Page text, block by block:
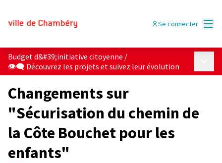
Se connecter
Budget d&#39;initiative citoyenne /
👁‍🗨 Découvrez les projets et suivez leur évolution
Changements sur
"Sécurisation du chemin de
la Côte Bouchet pour les
enfants"